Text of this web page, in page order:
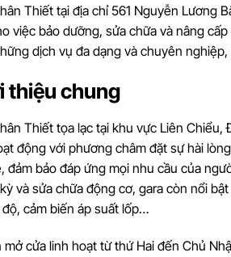
Thiết tại địa chỉ 561 Nguyễn Lương
việc bảo dưỡng, sửa chữa và nâng
dịch vụ đa dạng và chuyên
thiệu chung
Thiết tọa lạc tại khu vực Liên
động với phương châm đặt sự hài
đảm bảo đáp ứng mọi nhu cầu của
và sửa chữa động cơ, gara còn nổi
cảm biến áp suất lốp…
mở cửa linh hoạt từ thứ Hai đến Chủ